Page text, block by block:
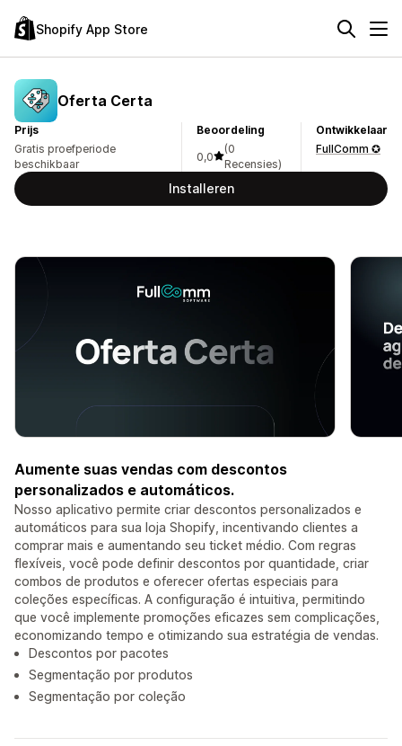
Shopify App Store
Oferta Certa
Prijs
Gratis proefperiode
beschikbaar
Beoordeling
0,0
(0
Recensies)
Ontwikkelaar
FullComm ✪
Installeren
Aumente suas vendas com descontos
personalizados e automáticos.
Nosso aplicativo permite criar descontos personalizados e
automáticos para sua loja Shopify, incentivando clientes a
comprar mais e aumentando seu ticket médio. Com regras
flexíveis, você pode definir descontos por quantidade, criar
combos de produtos e oferecer ofertas especiais para
coleções específicas. A configuração é intuitiva, permitindo
que você implemente promoções eficazes sem complicações,
economizando tempo e otimizando sua estratégia de vendas.
Descontos por pacotes
Segmentação por produtos
Segmentação por coleção